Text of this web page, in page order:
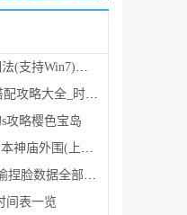
Win7)图文攻略
时尚旅行完美假期1-15
攻略樱色宝岛
围(上层)攻略心得
脸数据全部汇总
间表一览